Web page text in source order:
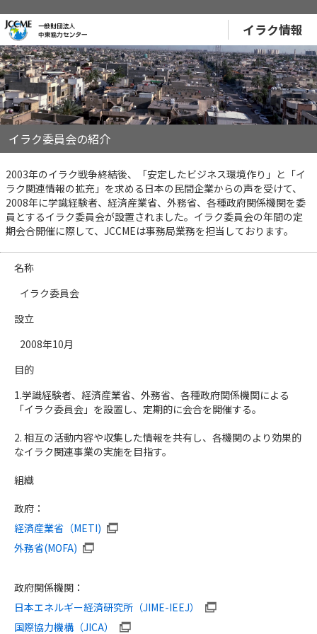
イラク情報
イラク委員会の紹介
2003年のイラク戦争終結後、「安定したビジネス環境作り」と「イ
ラク関連情報の拡充」を求める日本の民間企業からの声を受けて、
2008年に学識経験者、経済産業省、外務省、各種政府関係機関を委
員とするイラク委員会が設置されました。イラク委員会の年間の定
期会合開催に際して、JCCMEは事務局業務を担当しております。
名称
イラク委員会
設立
2008年10月
目的
1.学識経験者、経済産業省、外務省、各種政府関係機関による
「イラク委員会」を設置し、定期的に会合を開催する。
2. 相互の活動内容や収集した情報を共有し、各機関のより効果的
なイラク関連事業の実施を目指す。
組織
政府：
経済産業省（METI)
外務省(MOFA)
政府関係機関：
日本エネルギー経済研究所（JIME-IEEJ）
国際協力機構（JICA）